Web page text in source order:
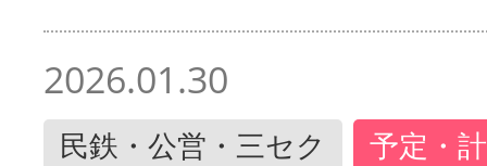
2026.01.30
民鉄・公営・三セク 予定・